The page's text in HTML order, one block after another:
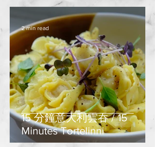
15 分鐘意大利雲吞 / 15
Minutes Tortelinni
2 min read